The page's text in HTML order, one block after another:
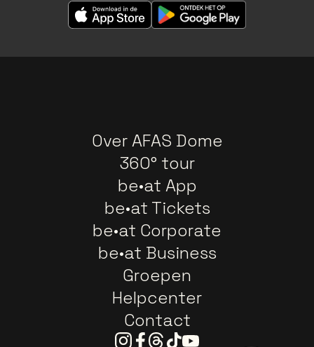
Over AFAS Dome
360° tour
be•at App
be•at Tickets
be•at Corporate
be•at Business
Groepen
Helpcenter
Contact
Instagram
Facebook
Threads
TiktokYoutube